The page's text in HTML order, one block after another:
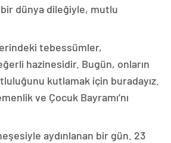
dünya dileğiyle, mutlu
tebessümler,
hazinesidir. Bugün, onların
kutlamak için buradayız.
ve Çocuk Bayramı’nı
aydınlanan bir gün. 23